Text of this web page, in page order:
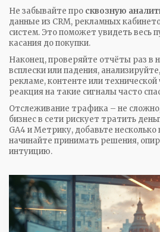
Не забывайте про сквозную
данные из CRM, рекламных
систем. Это поможет увидеть весь
касания до покупки.
Наконец, проверяйте отчёты раз в
всплески или падения,
рекламе, контенте или
реакция на такие сигналы часто
Отслеживание трафика – не
бизнес в сети рискует тратить
GA4 и Метрику, добавьте
начинайте принимать решения,
интуицию.